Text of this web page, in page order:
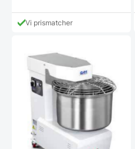
43.998,00 DKK.
pris
er:Vi prismatcher